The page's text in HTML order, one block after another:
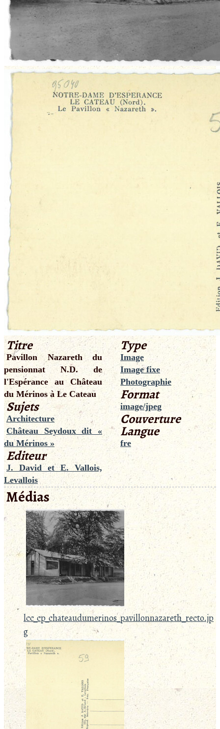
Titre
Pavillon Nazareth du
pensionnat N.D. de
l'Espérance au Château
du Mérinos à Le Cateau
Sujets
Architecture
Château Seydoux dit «
du Mérinos »
Editeur
J. David et E. Vallois,
Levallois
Type
Image
Image fixe
Photographie
Format
image/jpeg
Couverture
Langue
fre
Médias
lcc_cp_chateaudumerinos_pavillonnazareth_recto.jp
g